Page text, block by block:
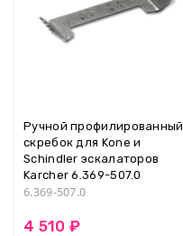
Ручной профилированный
скребок для Kone и
Schindler эскалаторов
Karcher 6.369-507.0
6.369-507.0
4 510 ₽